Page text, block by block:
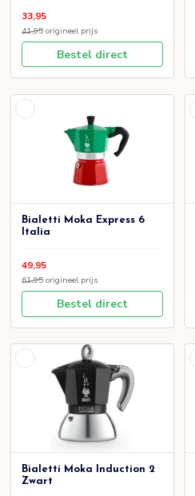
33,95
41,95 origineel prijs
Bestel direct
Bialetti Moka Express 6
Italia
49,95
61,95 origineel prijs
Bestel direct
Bialetti Moka Induction 2
Zwart